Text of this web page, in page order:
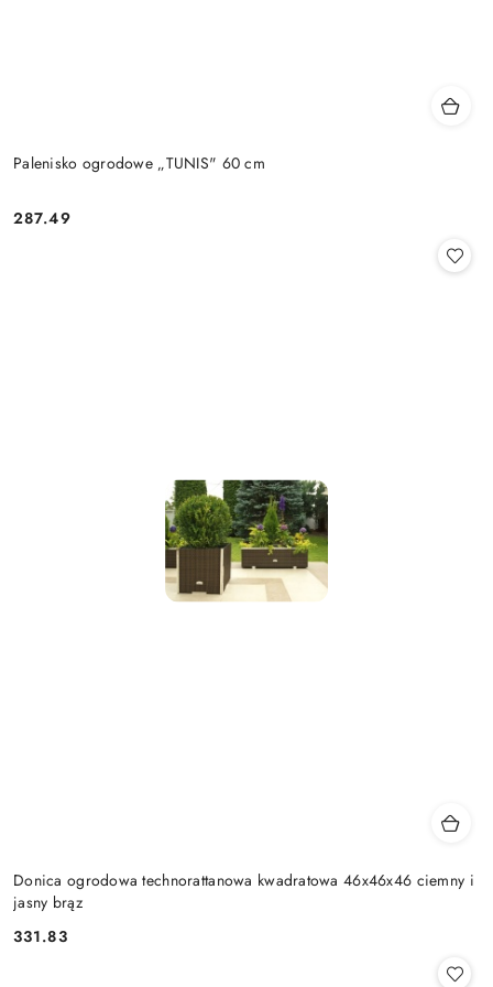
Palenisko ogrodowe „TUNIS" 60 cm
Cena:
287.49
Donica ogrodowa technorattanowa kwadratowa 46x46x46 ciemny i
jasny brąz
Cena:
331.83